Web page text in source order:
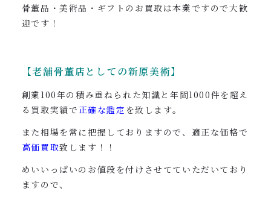
骨董品・美術品・ギフトのお買取は本業ですので大歓
迎です！
【老舗骨董店としての新原美術】
創業100年の積み重ねられた知識と年間1000件を超え
る買取実績で 正確な鑑定 を致します。
また相場を常に把握しておりますので、適正な価格で
高価買取致します！！
めいいっぱいのお値段を付けさせてていただいており
ますので、